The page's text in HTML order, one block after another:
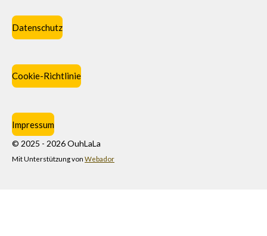
Datenschutz
Cookie-Richtlinie
Impressum
© 2025 - 2026 OuhLaLa
Mit Unterstützung von Webador